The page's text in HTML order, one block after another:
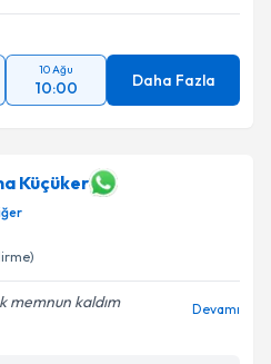
10 Ağu
10:00 Daha Fazla
Küçüker
memnun kaldım
Devamı